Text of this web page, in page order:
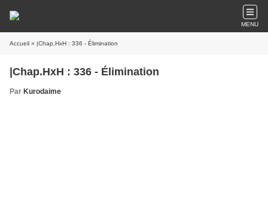
MENU
Accueil » |Chap.HxH : 336 - Élimination
|Chap.HxH : 336 - Élimination
Par Kurodaime